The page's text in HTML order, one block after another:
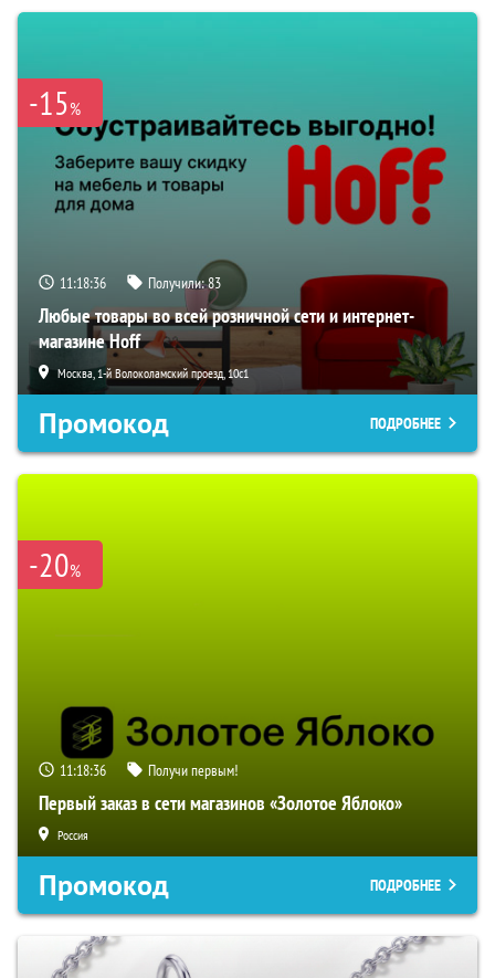
-15%
11:18:35 Получили:83
Любые товары во всей розничной сети и интернет-
магазине Hoff
Москва, 1-й Волоколамский проезд, 10с1
Промокод ПОДРОБНЕЕ
-20%
11:18:35 Получи первым!
Первый заказ в сети магазинов «Золотое Яблоко»
Россия
Промокод ПОДРОБНЕЕ